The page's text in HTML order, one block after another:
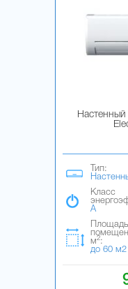
Тип:
Класс
A
Площадь
м2:
до 60 м2